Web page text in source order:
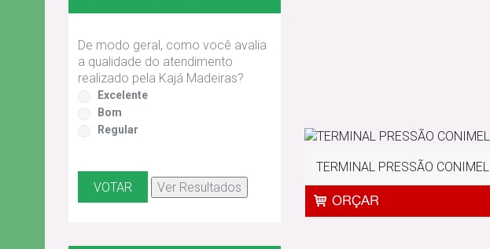
De modo geral, como você avalia
a qualidade do atendimento
realizado pela Kajá Madeiras?
Excelente
Bom
Regular
TERMINAL PRESSÃO CONIMEL